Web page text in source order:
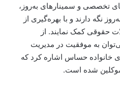
تخصصی و سمینارهای به‌روز،
نگه دارند و با بهره‌گیری از
حقوقی کمک نمایند. از
به موفقیت در مدیریت
خانواده حساس اشاره کرد که
شده است.